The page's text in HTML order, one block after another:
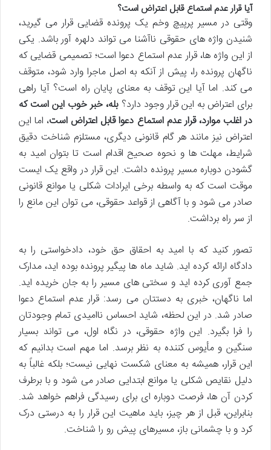
آیا قرار عدم استماع قابل اعتراض است؟
وقتی در مسیر پرپیچ وخم یک پرونده قضایی قرار می گیرید،
شنیدن واژه های حقوقی ناآشنا می تواند دلهره آور باشد. یکی
از این واژه ها، قرار عدم استماع دعوا است؛ تصمیمی قضایی که
ناگهان پرونده را، پیش از آنکه به اصل ماجرا وارد شود، متوقف
می کند. اما آیا این توقف به معنای پایان راه است؟ آیا راهی
برای اعتراض به این قرار وجود دارد؟بله، خبر خوب این است که
در اغلب موارد، قرار عدم استماع دعوا قابل اعتراض است، اما این
اعتراض نیز مانند هر گام قانونی دیگری، مستلزم شناخت دقیق
شرایط، مهلت ها و نحوه صحیح اقدام است تا بتوان امید به
گشودن دوباره مسیر پرونده داشت. این قرار در واقع یک ایست
موقت است که به واسطه برخی ایرادات شکلی یا موانع قانونی
صادر می شود و با آگاهی از قواعد حقوقی، می توان این مانع را
از سر راه برداشت.
تصور کنید که با امید به احقاق حق خود، دادخواستی را به
دادگاه ارائه کرده اید. شاید ماه ها پیگیر پرونده بوده اید، مدارک
جمع آوری کرده اید و سختی های مسیر را به جان خریده اید.
اما ناگهان، خبری به دستتان می رسد: قرار عدم استماع دعوا
صادر شد. در این لحظه، شاید احساس ناامیدی تمام وجودتان
را فرا بگیرد. این واژه حقوقی، در نگاه اول، می تواند بسیار
سنگین و مأیوس کننده به نظر برسد. اما مهم است بدانیم که
این قرار، همیشه به معنای شکست نهایی نیست؛ بلکه غالباً به
دلیل نقایص شکلی یا موانع ابتدایی صادر می شود و با برطرف
کردن آن ها، فرصت دوباره ای برای رسیدگی فراهم خواهد شد.
بنابراین، قبل از هر چیز، باید ماهیت این قرار را به درستی درک
کرد و با چشمانی باز، مسیرهای پیش رو را شناخت.